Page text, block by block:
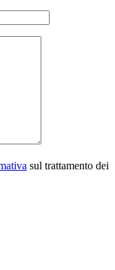
sul trattamento dei